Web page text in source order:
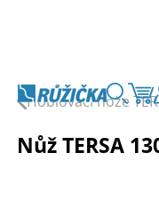
Hoblovací nože
Nůž TERSA